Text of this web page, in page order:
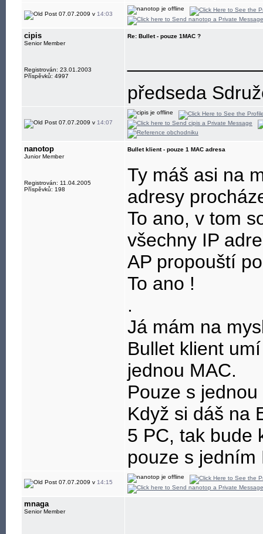
07.07.2009 v 14:03
cipis
Senior Member
Registrován: 23.01.2003
Příspěvků: 4997
Re: Bullet - pouze 1MAC ?
předseda
07.07.2009 v 14:07
nanotop
Junior Member
Registrován: 11.04.2005
Příspěvků: 198
Bullet klient - pouze 1 MAC adresa
Ty máš asi na
adresy
To ano, v tom
všechny IP
AP propouští
To ano !
.
Já mám na
Bullet klient
jednou MAC.
Pouze s
Když si dáš na
5 PC, tak bude
pouze s jedním
07.07.2009 v 14:15
mnaga
Senior Member